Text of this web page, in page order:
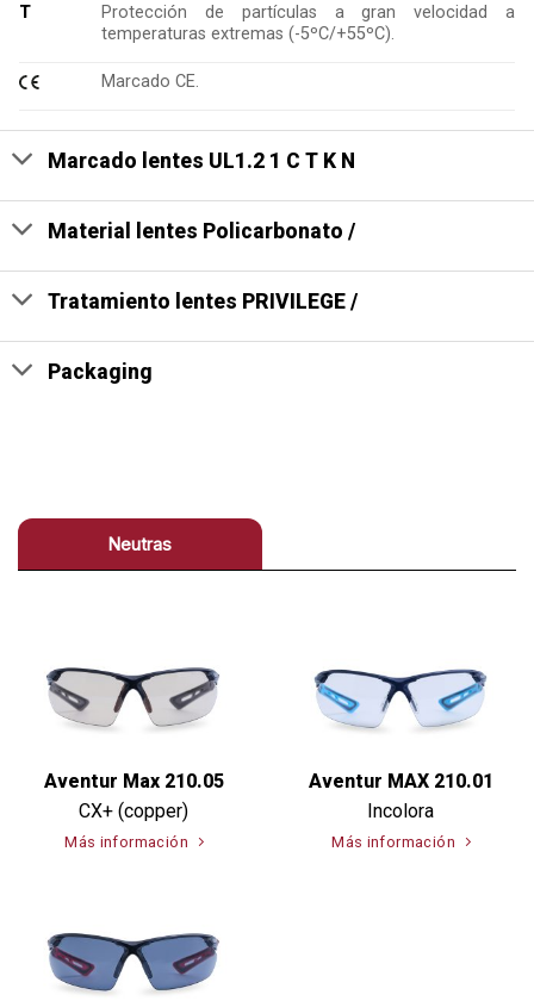
T
Protección de partículas a gran velocidad a
temperaturas extremas (-5ºC/+55ºC).
Marcado CE.
Marcado lentes UL1.2 1 C T K N
Material lentes Policarbonato /
Tratamiento lentes PRIVILEGE /
Packaging
Neutras
Aventur Max 210.05
CX+ (copper)
Más información
Aventur MAX 210.01
Incolora
Más información